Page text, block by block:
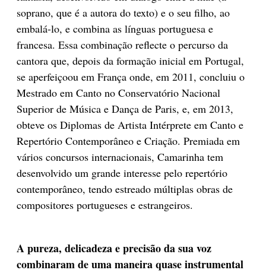
soprano, que é a autora do texto) e o seu filho, ao
embalá-lo, e combina as línguas portuguesa e
francesa. Essa combinação reflecte o percurso da
cantora que, depois da formação inicial em Portugal,
se aperfeiçoou em França onde, em 2011, concluiu o
Mestrado em Canto no Conservatório Nacional
Superior de Música e Dança de Paris, e, em 2013,
obteve os Diplomas de Artista Intérprete em Canto e
Repertório Contemporâneo e Criação. Premiada em
vários concursos internacionais, Camarinha tem
desenvolvido um grande interesse pelo repertório
contemporâneo, tendo estreado múltiplas obras de
compositores portugueses e estrangeiros.
A pureza, delicadeza e precisão da sua voz
combinaram de uma maneira quase instrumental